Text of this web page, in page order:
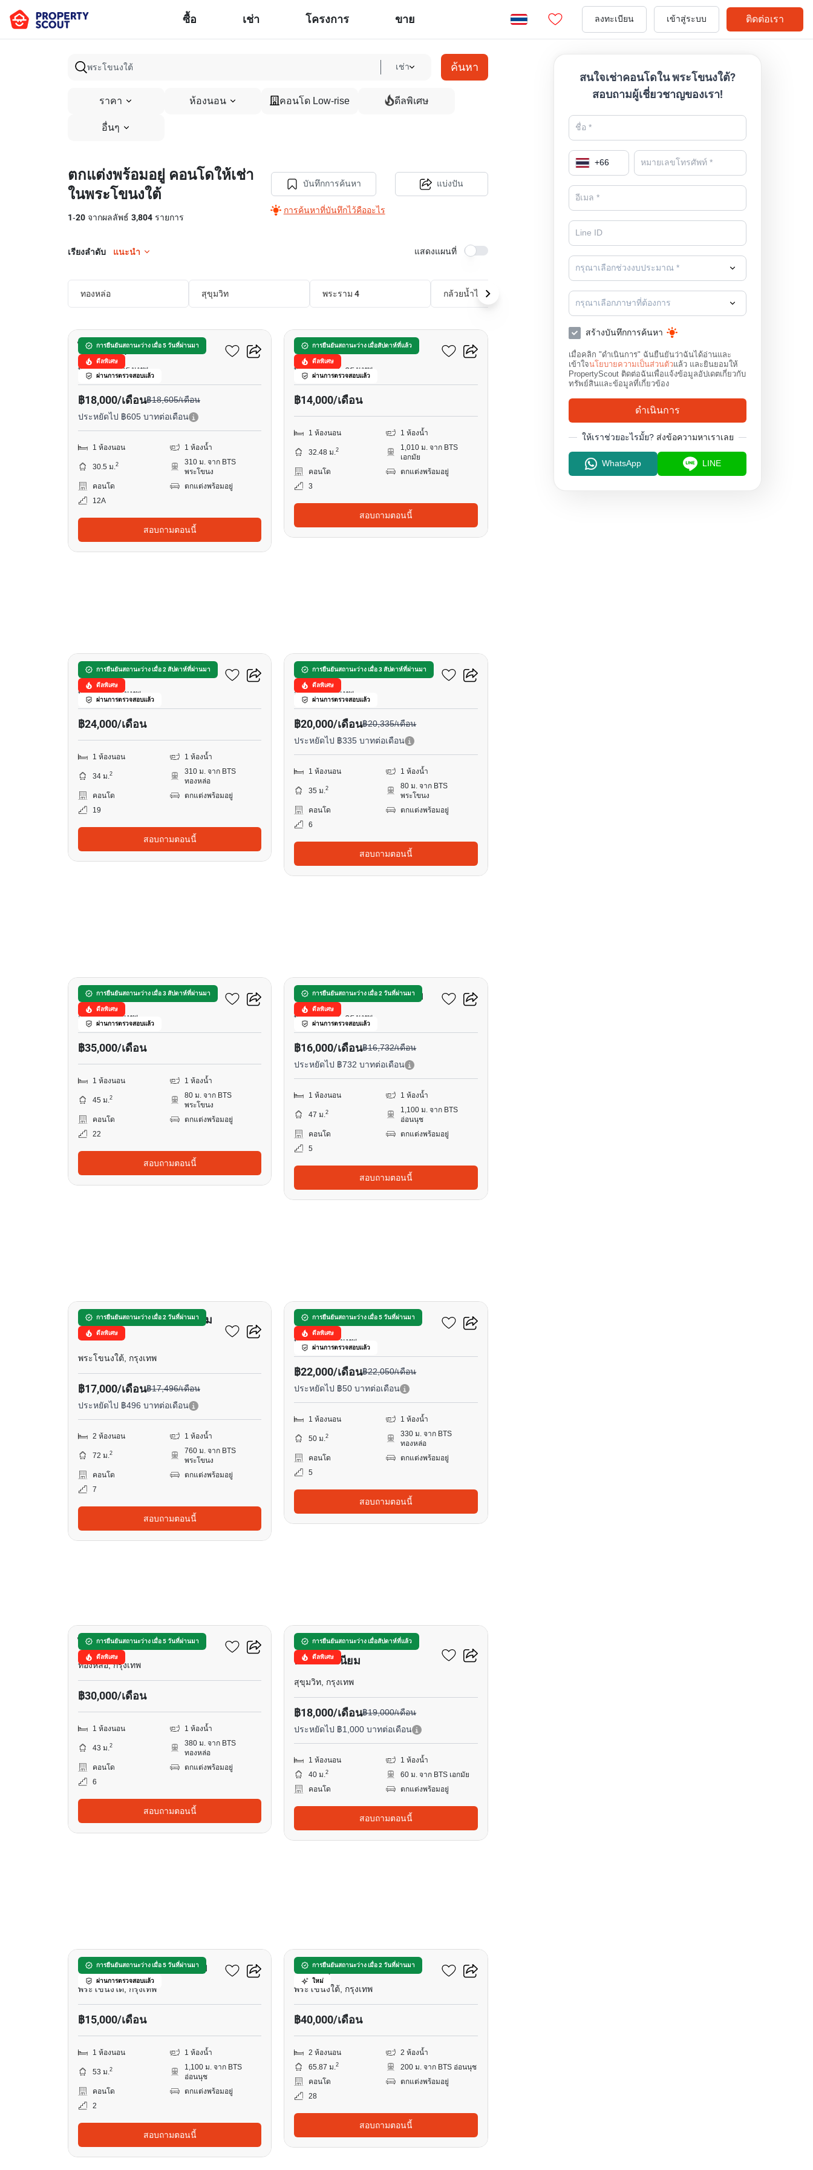
ซื้อ เช่า โครงการ ขาย ลงทะเบียน เข้าสู่ระบบ ติดต่อเรา
เช่า ค้นหา
ราคา ห้องนอน คอนโด Low-rise ดีลพิเศษ
อื่นๆ
ตกแต่งพร้อมอยู่ คอนโดให้เช่า
ในพระโขนงใต้
1-20 จากผลลัพธ์ 3,804 รายการ
บันทึกการค้นหา
การค้นหาที่บันทึกไว้คืออะไร
แบ่งปัน
เรียงลำดับ แนะนำ แสดงแผนที่
ทองหล่อ สุขุมวิท พระราม 4 กล้วยน้ำไท เอกมัย พร้อมพงษ์
การยืนยันสถานะว่าง เมื่อ 5 วันที่ผ่านมา
ดีลพิเศษ
ผ่านการตรวจสอบแล้ว
9
ไอดีโอ สุขุมวิท - พระราม 4
พระราม 4, กรุงเทพ
฿18,000/เดือน฿18,605/เดือน
ประหยัดไป ฿605 บาทต่อเดือน
1 ห้องนอน 1 ห้องน้ำ
30.5 ม.2
310 ม. จาก BTS
พระโขนง
คอนโด
ตกแต่งพร้อมอยู่
12A
สอบถามตอนนี้
การยืนยันสถานะว่าง เมื่อสัปดาห์ที่แล้ว
ดีลพิเศษ
ผ่านการตรวจสอบแล้ว
14
เมโทรลักซ์ พระราม 4
พระโขนงใต้, กรุงเทพ
฿14,000/เดือน
1 ห้องนอน 1 ห้องน้ำ
32.48 ม.2
1,010 ม. จาก BTS
เอกมัย
คอนโด
ตกแต่งพร้อมอยู่
3
สอบถามตอนนี้
การยืนยันสถานะว่าง เมื่อ 2 สัปดาห์ที่ผ่านมา
ดีลพิเศษ
ผ่านการตรวจสอบแล้ว
ริทึ่ม สุขุมวิท 36-38
ทองหล่อ, กรุงเทพ
฿24,000/เดือน
1 ห้องนอน 1 ห้องน้ำ
34 ม.2
310 ม. จาก BTS
ทองหล่อ
คอนโด
ตกแต่งพร้อมอยู่
19
สอบถามตอนนี้
การยืนยันสถานะว่าง เมื่อ 3 สัปดาห์ที่ผ่านมา
ดีลพิเศษ
ผ่านการตรวจสอบแล้ว
ริทึ่ม สุขุมวิท 44/1
สุขุมวิท, กรุงเทพ
฿20,000/เดือน฿20,335/เดือน
ประหยัดไป ฿335 บาทต่อเดือน
1 ห้องนอน 1 ห้องน้ำ
35 ม.2
80 ม. จาก BTS
พระโขนง
คอนโด
ตกแต่งพร้อมอยู่
6
สอบถามตอนนี้
การยืนยันสถานะว่าง เมื่อ 3 สัปดาห์ที่ผ่านมา
ดีลพิเศษ
ผ่านการตรวจสอบแล้ว
ริทึ่ม สุขุมวิท 44/1
สุขุมวิท, กรุงเทพ
฿35,000/เดือน
1 ห้องนอน 1 ห้องน้ำ
45 ม.2
80 ม. จาก BTS
พระโขนง
คอนโด
ตกแต่งพร้อมอยู่
22
สอบถามตอนนี้
การยืนยันสถานะว่าง เมื่อ 2 วันที่ผ่านมา
ดีลพิเศษ
ผ่านการตรวจสอบแล้ว
พันดาว เพลส คอนโดมิเนียม
พระโขนงใต้, กรุงเทพ
฿16,000/เดือน฿16,732/เดือน
ประหยัดไป ฿732 บาทต่อเดือน
1 ห้องนอน 1 ห้องน้ำ
47 ม.2
1,100 ม. จาก BTS
อ่อนนุช
คอนโด
ตกแต่งพร้อมอยู่
5
สอบถามตอนนี้
การยืนยันสถานะว่าง เมื่อ 2 วันที่ผ่านมา
ดีลพิเศษ
วอเตอร์ฟอร์ด พาร์ค พระราม
4
พระโขนงใต้, กรุงเทพ
฿17,000/เดือน฿17,496/เดือน
ประหยัดไป ฿496 บาทต่อเดือน
2 ห้องนอน 1 ห้องน้ำ
72 ม.2
760 ม. จาก BTS
พระโขนง
คอนโด
ตกแต่งพร้อมอยู่
7
สอบถามตอนนี้
การยืนยันสถานะว่าง เมื่อ 5 วันที่ผ่านมา
ดีลพิเศษ
ผ่านการตรวจสอบแล้ว
พลัส 38 ฮิป คอนโดมิเนียม
ทองหล่อ, กรุงเทพ
฿22,000/เดือน฿22,050/เดือน
ประหยัดไป ฿50 บาทต่อเดือน
1 ห้องนอน 1 ห้องน้ำ
50 ม.2
330 ม. จาก BTS
ทองหล่อ
คอนโด
ตกแต่งพร้อมอยู่
5
สอบถามตอนนี้
การยืนยันสถานะว่าง เมื่อ 5 วันที่ผ่านมา
ดีลพิเศษ
ไอดีโอ มอร์ฟ 38
ทองหล่อ, กรุงเทพ
฿30,000/เดือน
1 ห้องนอน 1 ห้องน้ำ
43 ม.2
380 ม. จาก BTS
ทองหล่อ
คอนโด
ตกแต่งพร้อมอยู่
6
สอบถามตอนนี้
การยืนยันสถานะว่าง เมื่อสัปดาห์ที่แล้ว
ดีลพิเศษ
ณุศาศิริ แกรนด์
คอนโดมิเนียม
สุขุมวิท, กรุงเทพ
฿18,000/เดือน฿19,000/เดือน
ประหยัดไป ฿1,000 บาทต่อเดือน
1 ห้องนอน
1 ห้องน้ำ
40 ม.2
60 ม. จาก BTS เอกมัย
คอนโด
ตกแต่งพร้อมอยู่
สอบถามตอนนี้
การยืนยันสถานะว่าง เมื่อ 5 วันที่ผ่านมา
ผ่านการตรวจสอบแล้ว
พันดาว เพลส คอนโดมิเนียม
พระโขนงใต้, กรุงเทพ
฿15,000/เดือน
1 ห้องนอน 1 ห้องน้ำ
53 ม.2
1,100 ม. จาก BTS
อ่อนนุช
คอนโด
ตกแต่งพร้อมอยู่
2
สอบถามตอนนี้
การยืนยันสถานะว่าง เมื่อ 2 วันที่ผ่านมา
ใหม่
ริธึ่ม สุขุมวิท 50
พระโขนงใต้, กรุงเทพ
฿40,000/เดือน
2 ห้องนอน
2 ห้องน้ำ
65.87 ม.2
200 ม. จาก BTS อ่อนนุช
คอนโด
ตกแต่งพร้อมอยู่
28
สอบถามตอนนี้
สนใจเช่าคอนโดใน พระโขนงใต้?
สอบถามผู้เชี่ยวชาญของเรา!
+66
กรุณาเลือกช่วงงบประมาณ *
กรุณาเลือกภาษาที่ต้องการ
สร้างบันทึกการค้นหา
เมื่อคลิก "ดำเนินการ" ฉันยืนยันว่าฉันได้อ่านและ
เข้าใจนโยบายความเป็นส่วนตัวแล้ว และยินยอมให้
PropertyScout ติดต่อฉันเพื่อแจ้งข้อมูลอัปเดตเกี่ยวกับ
ทรัพย์สินและข้อมูลที่เกี่ยวข้อง
ดำเนินการ
ให้เราช่วยอะไรมั้ย? ส่งข้อความหาเราเลย
WhatsApp LINE